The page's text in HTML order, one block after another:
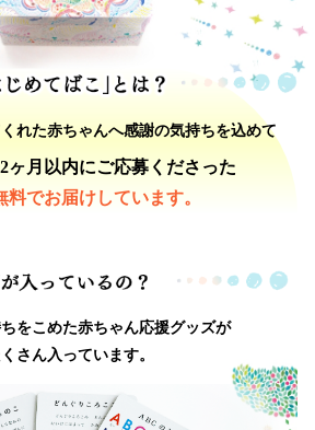
れた赤ちゃんへ感謝の気持ちを込めて
ヶ月以内にご応募くださった
料でお届けしています。
をこめた赤ちゃん応援グッズが
さん入っています。